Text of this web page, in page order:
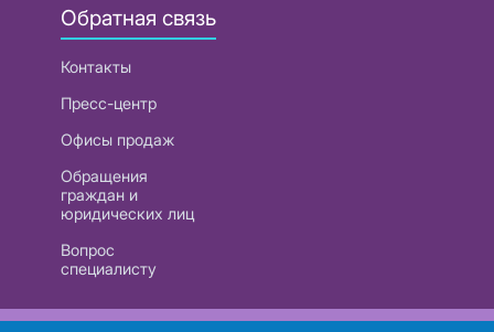
Обратная связь
Контакты
Пресс-центр
Офисы продаж
Обращения
граждан и
юридических лиц
Вопрос
специалисту